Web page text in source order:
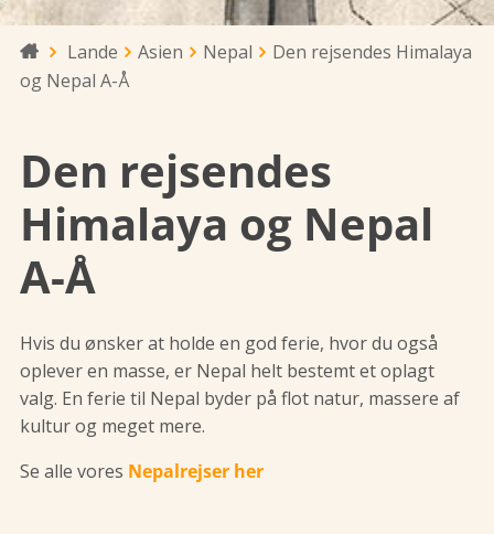
 Lande Asien Nepal
Den rejsendes Himalaya
og Nepal A-Å
Den rejsendes
Himalaya og Nepal
A-Å
Hvis du ønsker at holde en god ferie, hvor du også
oplever en masse, er Nepal helt bestemt et oplagt
valg. En ferie til Nepal byder på flot natur, massere af
kultur og meget mere.
Se alle vores Nepalrejser her